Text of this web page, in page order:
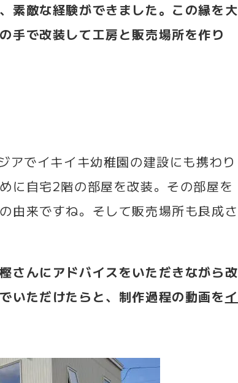
素敵な経験ができました。この縁を大
手で改装して工房と販売場所を作り
アでイキイキ幼稚園の建設にも携わり
に自宅2階の部屋を改装。その部屋を
由来ですね。そして販売場所も良成さ
さんにアドバイスをいただきながら改
いただけたらと、制作過程の動画をイ